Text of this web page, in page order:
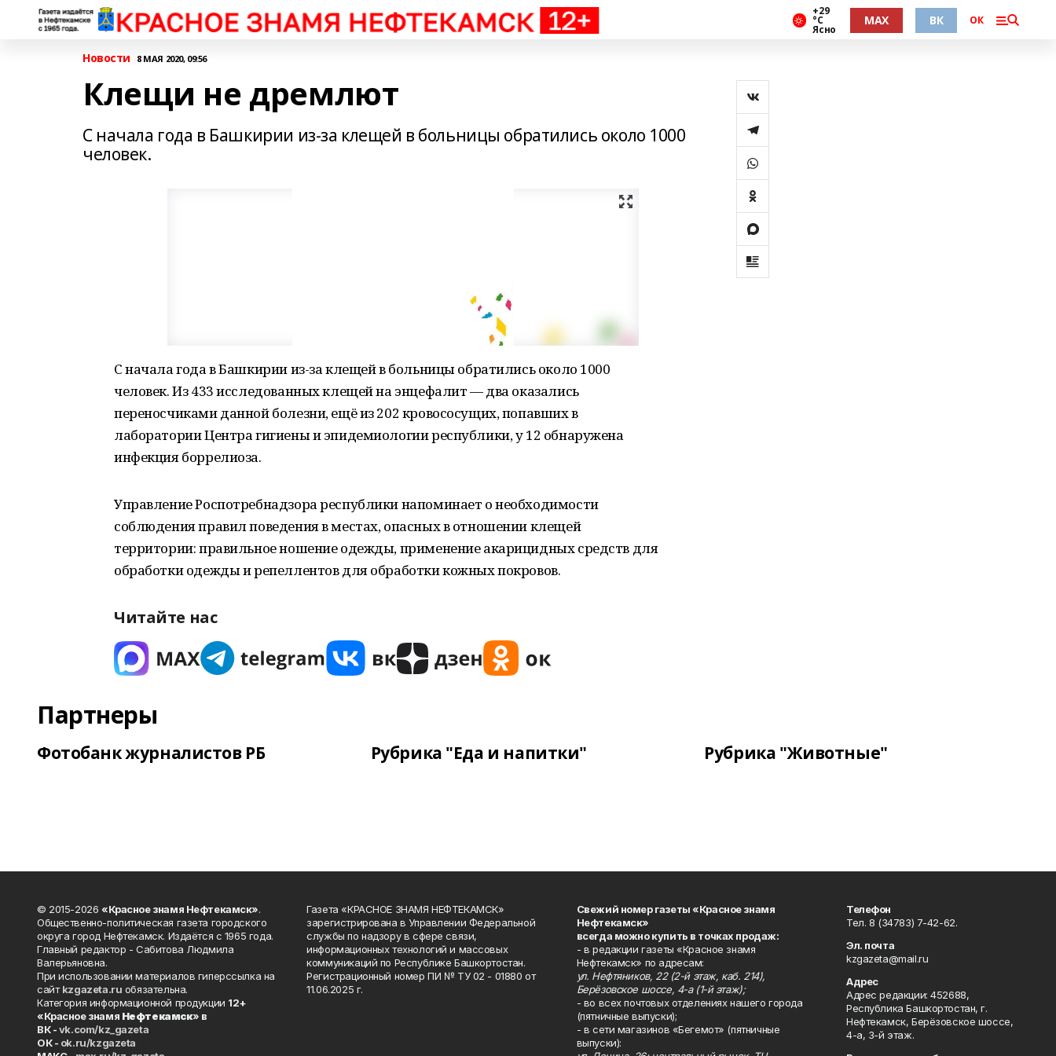
+29
°С
Ясно
MAX ВК ОК
Новости 8 МАЯ 2020, 09:56
Клещи не дремлют
С начала года в Башкирии из-за клещей в больницы обратились около 1000
человек.
С начала года в Башкирии из-за клещей в больницы обратились около 1000
человек. Из 433 исследованных клещей на энцефалит — два оказались
переносчиками данной болезни, ещё из 202 кровососущих, попавших в
лаборатории Центра гигиены и эпидемиологии республики, у 12 обнаружена
инфекция боррелиоза.
Управление Роспотребнадзора республики напоминает о необходимости
соблюдения правил поведения в местах, опасных в отношении клещей
территории: правильное ношение одежды, применение акарицидных средств для
обработки одежды и репеллентов для обработки кожных покровов.
Читайте нас
Партнеры
Фотобанк журналистов РБ Рубрика "Еда и напитки" Рубрика "Животные"
© 2015-2026 «Красное знамя Нефтекамск».
Общественно-политическая газета городского
округа город Нефтекамск. Издаётся с 1965 года.
Главный редактор - Сабитова Людмила
Валерьяновна.
При использовании материалов гиперссылка на
сайтkzgazeta.ru обязательна.
Категория информационной продукции 12+
«Красное знамя Нефтекамск» в
ВК -vk.com/kz_gazeta
ОК - ok.ru/kzgazeta
Газета «КРАСНОЕ ЗНАМЯ НЕФТЕКАМСК»
зарегистрирована в Управлении Федеральной
службы по надзору в сфере связи,
информационных технологий и массовых
коммуникаций по Республике Башкортостан.
Регистрационный номер ПИ № ТУ 02 - 01880 от
11.06.2025 г.
Свежий номер газеты «Красное знамя
Нефтекамск»
всегда можно купить в точках продаж:
- в редакции газеты «Красное знамя
Нефтекамск» по адресам:
ул. Нефтяников, 22 (2-й этаж, каб. 214),
Берёзовское шоссе, 4-а (1-й этаж);
- во всех почтовых отделениях нашего города
(пятничные выпуски);
- в сети магазинов «Бегемот» (пятничные
выпуски):
Телефон
Тел. 8 (34783) 7-42-62.
Эл. почта
kzgazeta@mail.ru
Адрес
Адрес редакции: 452688,
Республика Башкортостан, г.
Нефтекамск, Берёзовское шоссе,
4-а, 3-й этаж.